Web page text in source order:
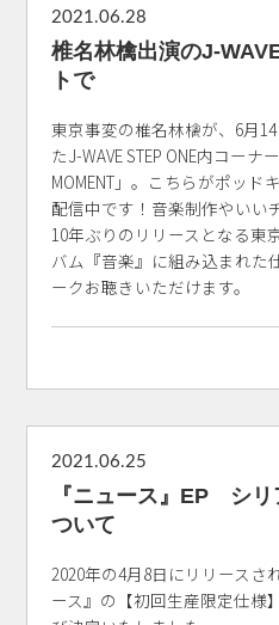
2021.06.28
椎名林檎出演のJ-
トで
東京事変の椎名林檎が、6月
たJ-WAVE STEP ONE内コーナ
MOMENT」。こちらがポッド
配信中です！音楽制作やいい
10年ぶりのリリースとなる東
バム『音楽』に組み込まれた
ークお聴きいただけます。
2021.06.25
『ニュース』EP シリ
ついて
2020年の4月8日にリリースさ
ース』の【初回生産限定仕様